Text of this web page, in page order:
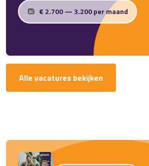
€ 2.700 — 3.200 per maand
Alle vacatures bekijken